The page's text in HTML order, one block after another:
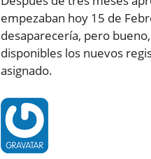
empezaban hoy 15 de
desaparecería, pero
disponibles los nuevos
asignado.